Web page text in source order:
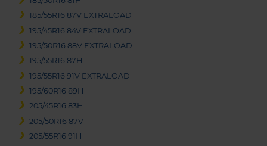
185/55R16 87V EXTRALOAD
195/45R16 84V EXTRALOAD
195/50R16 88V EXTRALOAD
195/55R16 87H
195/55R16 91V EXTRALOAD
195/60R16 89H
205/45R16 83H
205/50R16 87V
205/55R16 91H